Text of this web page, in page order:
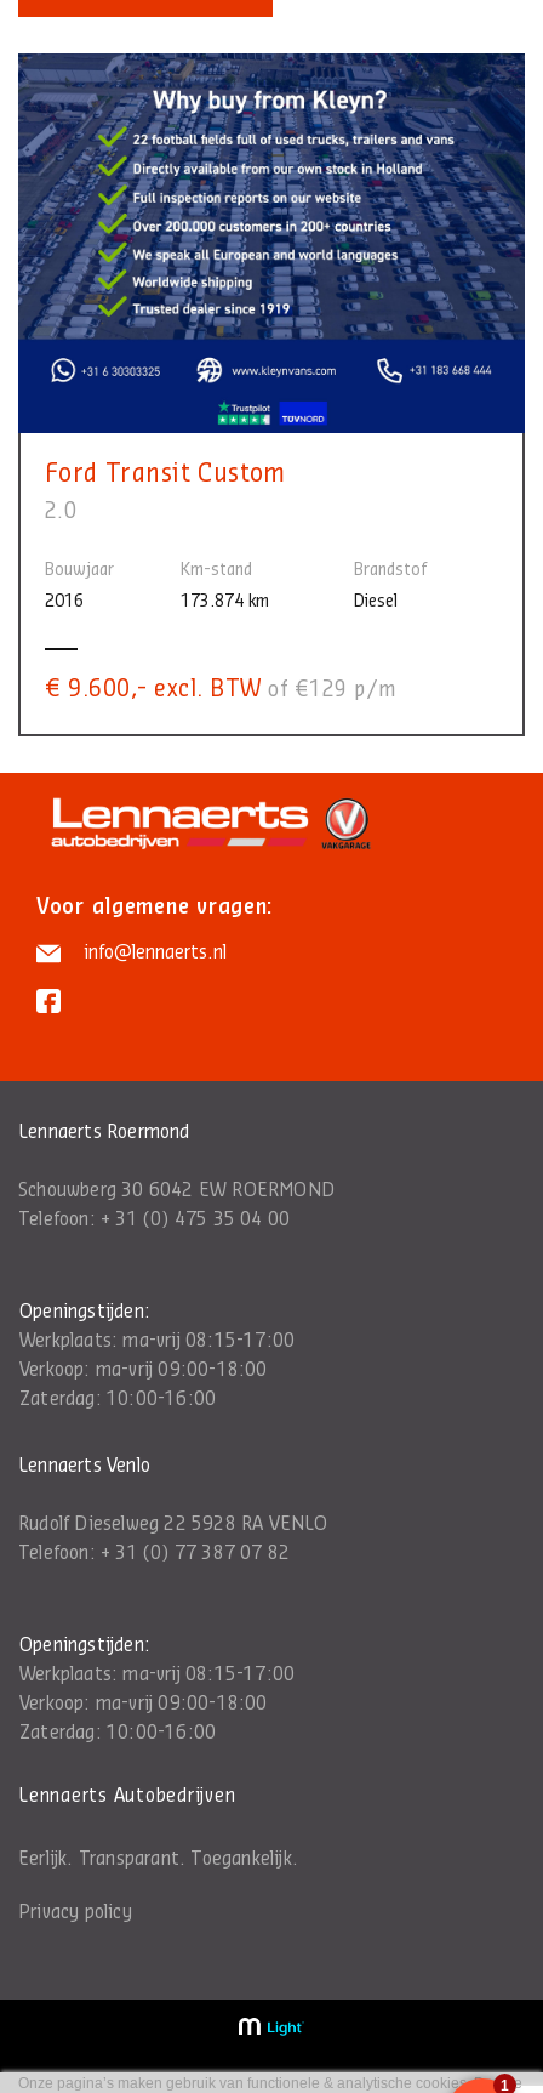
Ford Transit Custom
2.0
Bouwjaar
2016
Km-stand
173.874 km
Brandstof
Diesel
€ 9.600,- excl. BTW of €129 p/m
Voor algemene vragen:
info@lennaerts.nl
Lennaerts Roermond
Schouwberg 30 6042 EW ROERMOND
Telefoon: + 31 (0) 475 35 04 00
Openingstijden:
Werkplaats: ma-vrij 08:15-17:00
Verkoop: ma-vrij 09:00-18:00
Zaterdag: 10:00-16:00
Lennaerts Venlo
Rudolf Dieselweg 22 5928 RA VENLO
Telefoon: + 31 (0) 77 387 07 82
Openingstijden:
Werkplaats: ma-vrij 08:15-17:00
Verkoop: ma-vrij 09:00-18:00
Zaterdag: 10:00-16:00
Lennaerts Autobedrijven
Eerlijk. Transparant. Toegankelijk.
Privacy policy
Onze pagina’s maken gebruik van functionele & analytische cookies. Door te